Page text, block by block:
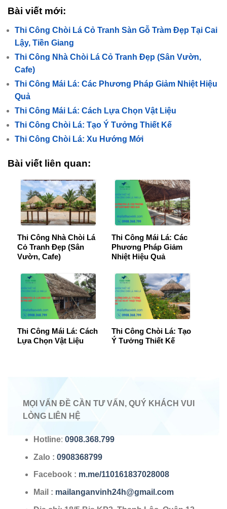
Bài viết mới:
Thi Công Chòi Lá Cỏ Tranh Sàn Gỗ Tràm Đẹp Tại Cai
Lậy, Tiền Giang
Thi Công Nhà Chòi Lá Cỏ Tranh Đẹp (Sân Vườn,
Cafe)
Thi Công Mái Lá: Các Phương Pháp Giảm Nhiệt Hiệu
Quả
Thi Công Mái Lá: Cách Lựa Chọn Vật Liệu
Thi Công Chòi Lá: Tạo Ý Tưởng Thiết Kế
Thi Công Chòi Lá: Xu Hướng Mới
Bài viết liên quan:
Thi Công Nhà Chòi Lá
Cỏ Tranh Đẹp (Sân
Vườn, Cafe)
Thi Công Mái Lá: Các
Phương Pháp Giảm
Nhiệt Hiệu Quả
Thi Công Mái Lá: Cách
Lựa Chọn Vật Liệu
Thi Công Chòi Lá: Tạo
Ý Tưởng Thiết Kế
MỌI VẤN ĐỀ CẦN TƯ VẤN, QUÝ KHÁCH VUI
LÒNG LIÊN HỆ
Hotline: 0908.368.799
Zalo : 0908368799
Facebook : m.me/110161837028008
Mail : mailanganvinh24h@gmail.com